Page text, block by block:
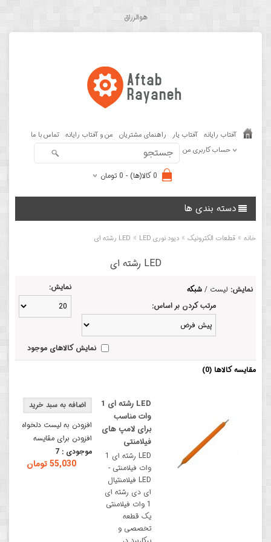
هوالرزاق
آفتاب رایانه آفتاب یار راهنمای مشتریان من و آفتاب رایانه تماس با ما
حساب کاربری من
0 کالا(ها) - 0 تومان
دسته بندی ها
خانه » قطعات الکترونیک » دیود نوری LED » LED رشته ای
LED رشته ای
نمایش: لیست / شبکه
نمایش:
مرتب کردن بر اساس:
نمایش کالاهای موجود
مقایسه کالاها (0)
افزودن به لیست دلخواه
افزودن برای مقایسه
موجودی : 7
55,030 تومان
LED رشته ای 1
وات مناسب
برای لامپ های
فیلامنتی
LED رشته ای 1
وات فیلامنتی -
LED فیلامنتیال
ای دی رشته ای
1 وات فیلامنتی
یک قطعه
تخصصی و